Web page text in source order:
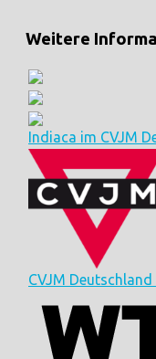
Weitere
Indiaca im CVJM
CVJM